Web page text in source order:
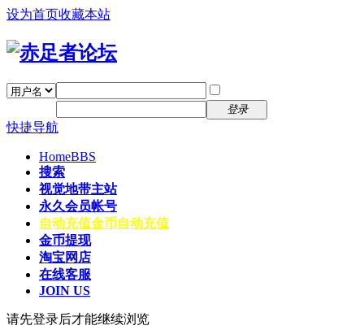
设为首页收藏本站
登录
快捷导航
HomeBBS
搜索
视觉地带主站
永久会员帐号
自动充值金币自动充值
金币提现
淘宝网店
在线客服
JOIN US
请先登录后才能继续浏览